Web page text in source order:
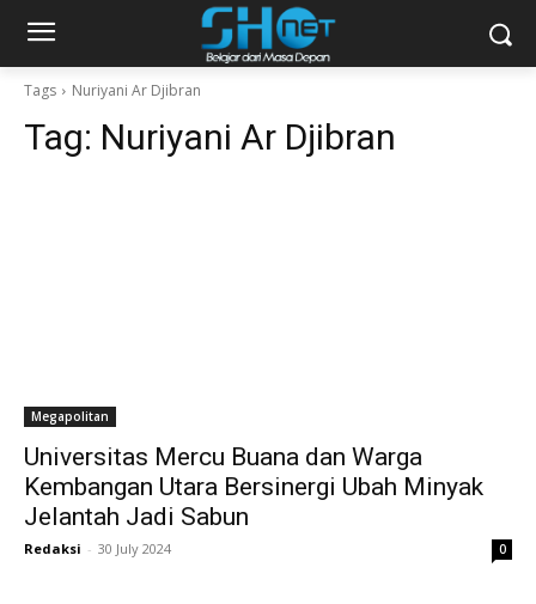
Tags Nuriyani Ar Djibran
Tag: Nuriyani Ar Djibran
Megapolitan
Universitas Mercu Buana dan Warga
Kembangan Utara Bersinergi Ubah Minyak
Jelantah Jadi Sabun
Redaksi - 30 July 2024 0